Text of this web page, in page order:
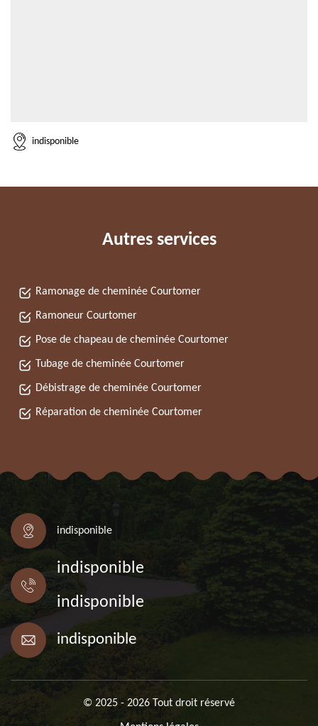
indisponible
Autres services
Ramonage de cheminée Courtomer
Ramoneur Courtomer
Pose de chapeau de cheminée Courtomer
Tubage de cheminée Courtomer
Débistrage de cheminée Courtomer
Réparation de cheminée Courtomer
indisponible
indisponible
indisponible
indisponible
© 2025 - 2026 Tout droit réservé